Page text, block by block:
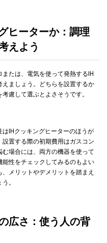
ヒーターか：調理
えよう
たは、電気を使って発熱するIH
ましょう。どちらを設置するか
慮して選ぶとよさそうです。
IHクッキングヒーターのほうが
設置する際の初期費用はガスコン
場合には、両方の機器を使って
性をチェックしてみるのもよい
メリットやデメリットを踏まえ
。
広さ：使う人の背